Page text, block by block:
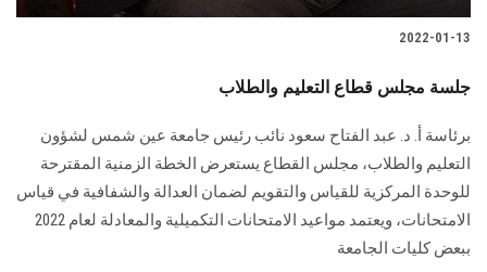
2022-01-13
جلسة مجلس قطاع التعليم والطلاب
برئاسة أ. د. عبد الفتاح سعود نائب رئيس جامعة عين شمس لشؤون
التعليم والطلاب، مجلس القطاع يستعرض الخطة الزمنية المقترحة
للوحدة المركزية للقياس والتقويم لضمان العدالة والشفافية في قياس
الامتحانات، ويعتمد مواعيد الامتحانات التكميلية والمعادلة لعام 2022
ببعض كليات الجامعة